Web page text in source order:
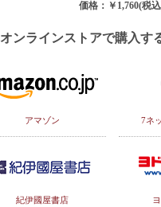
価格：￥1,760(税
オンラインストアで購入す
アマゾン 7ネ
紀伊國屋書店